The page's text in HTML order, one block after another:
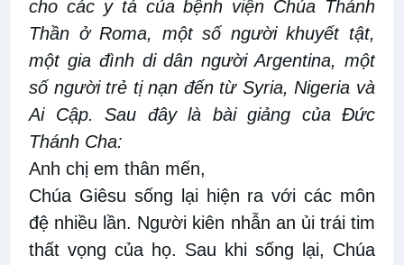
cho các y tá của bệnh viện Chúa Thánh
Thần ở Roma, một số người khuyết tật,
một gia đình di dân người Argentina, một
số người trẻ tị nạn đến từ Syria, Nigeria và
Ai Cập. Sau đây là bài giảng của Đức
Thánh Cha:
Anh chị em thân mến,
Chúa Giêsu sống lại hiện ra với các môn
đệ nhiều lần. Người kiên nhẫn an ủi trái tim
thất vọng của họ. Sau khi sống lại, Chúa